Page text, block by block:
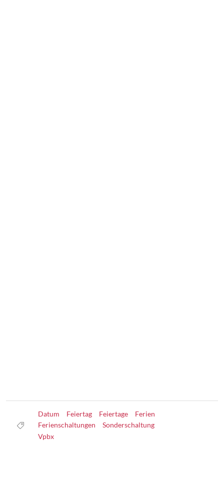
Datum Feiertag Feiertage
Ferien
Ferienschaltungen
Sonderschaltung
Vpbx